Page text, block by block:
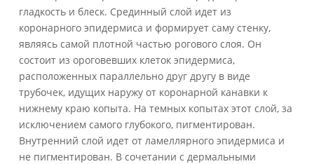
гладкость и блеск. Срединный слой идет из
коронарного эпидермиса и формирует саму стенку,
являясь самой плотной частью рогового слоя. Он
состоит из ороговевших клеток эпидермиса,
расположенных параллельно друг другу в виде
трубочек, идущих наружу от коронарной канавки к
нижнему краю копыта. На темных копытах этот слой, за
исключением самого глубокого, пигментирован.
Внутренний слой идет от ламеллярного эпидермиса и
не пигментирован. В сочетании с дермальными